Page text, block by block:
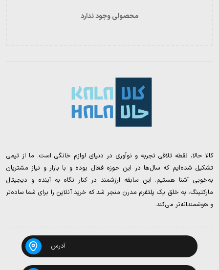
محصولی وجود ندارد
کالا حالا، نقطه تلاقی تجربه و نوآوری در دنیای لوازم خانگی است. ما از تیمی
تشکیل شده‌ایم که سال‌ها در این حوزه فعال بوده و با بازار و نیاز مشتریان
به‌خوبی آشنا هستیم. این سابقه ارزشمند در کنار نگاه به آینده و دیجیتال
مارکتینگ، به خلق یک پلتفرم مدرن منجر شد که خرید آنلاین را برای شما ساده‌تر
و هوشمندانه‌تر می‌کند.
آدرس